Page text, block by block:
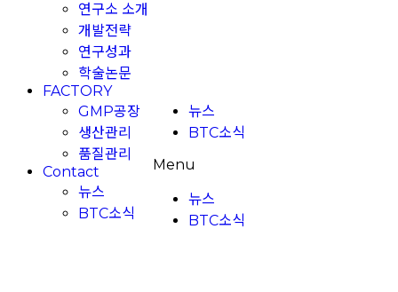
뉴스
BTC소식
Menu
뉴스
BTC소식
연구소 소개
개발전략
연구성과
학술논문
FACTORY
GMP공장
생산관리
품질관리
Contact
뉴스
BTC소식